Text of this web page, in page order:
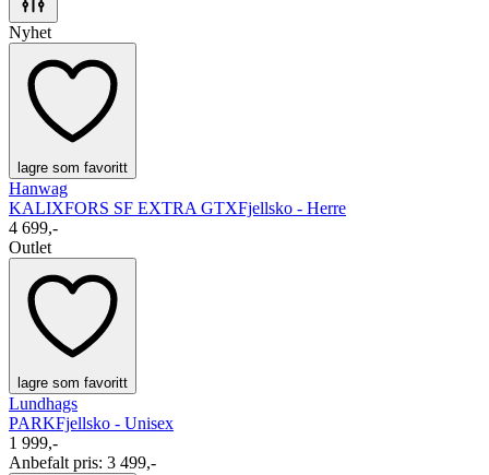
Nyhet
lagre som favoritt
Hanwag
KALIXFORS SF EXTRA GTXFjellsko - Herre
4 699,-
Outlet
lagre som favoritt
Lundhags
PARKFjellsko - Unisex
1 999,-
Anbefalt pris: 3 499,-